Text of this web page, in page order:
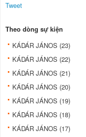
Tweet
Theo dòng sự kiện
KÁDÁR JÁNOS (23)
KÁDÁR JÁNOS (22)
KÁDÁR JÁNOS (21)
KÁDÁR JÁNOS (20)
KÁDÁR JÁNOS (19)
KÁDÁR JÁNOS (18)
KÁDÁR JÁNOS (17)